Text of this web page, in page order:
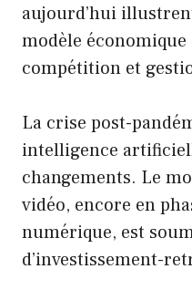
aujourd’hui
modèle
compétition et
La crise post-
intelligence
changements. Le
vidéo, encore en
numérique, est
d’investissement-